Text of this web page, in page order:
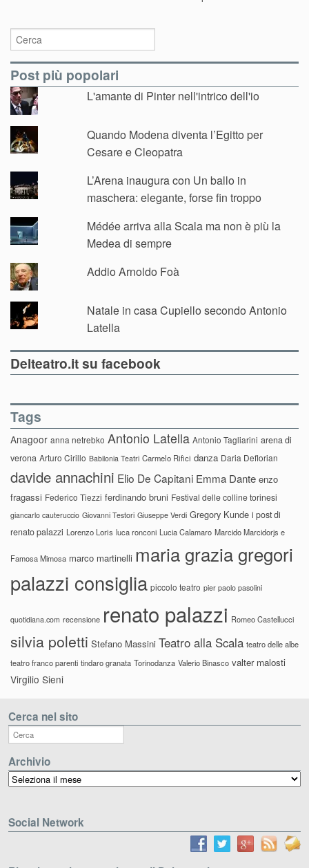
Post più popolari
L'amante di Pinter nell'intrico dell'io
Quando Modena diventa l’Egitto per
Cesare e Cleopatra
L’Arena inaugura con Un ballo in
maschera: elegante, forse fin troppo
Médée arriva alla Scala ma non è più la
Medea di sempre
Addio Arnoldo Foà
Natale in casa Cupiello secondo Antonio
Latella
Delteatro.it su facebook
Tags
Anagoor anna netrebko Antonio Latella Antonio Tagliarini arena di
verona Arturo Cirillo Babilonia Teatri Carmelo Rifici danza Daria Deflorian
davide annachini Elio De Capitani Emma Dante enzo
fragassi Federico Tiezzi ferdinando bruni Festival delle colline torinesi
giancarlo cauteruccio Giovanni Testori Giuseppe Verdi Gregory Kunde i post di
renato palazzi Lorenzo Loris luca ronconi Lucia Calamaro Marcido Marcidorjs e
Famosa Mimosa marco martinelli maria grazia gregori
palazzi consiglia piccolo teatro pier paolo pasolini
quotidiana.com recensione renato palazzi Romeo Castellucci
silvia poletti Stefano Massini Teatro alla Scala teatro delle albe
teatro franco parenti tindaro granata Torinodanza Valerio Binasco valter malosti
Virgilio Sieni
Cerca nel sito
Archivio
Archivio
Social Network